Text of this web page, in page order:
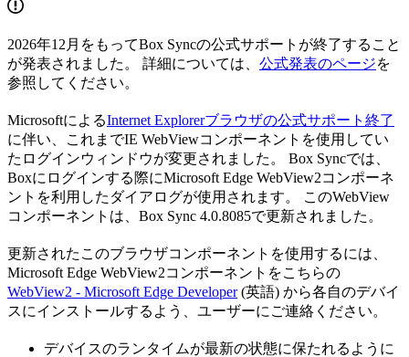
2026年12月をもってBox Syncの公式サポートが終了すること
が発表されました。 詳細については、 公式発表のページを
参照してください。
MicrosoftによるInternet Explorerブラウザの公式サポート終了
に伴い、これまでIE WebViewコンポーネントを使用してい
たログインウィンドウが変更されました。 Box Syncでは、
Boxにログインする際にMicrosoft Edge WebView2コンポーネ
ントを利用したダイアログが使用されます。 このWebView
コンポーネントは、Box Sync 4.0.8085で更新されました。
更新されたこのブラウザコンポーネントを使用するには、
Microsoft Edge WebView2コンポーネントをこちらの
WebView2 - Microsoft Edge Developer(英語) から各自のデバイ
スにインストールするよう、ユーザーにご連絡ください。
デバイスのランタイムが最新の状態に保たれるように